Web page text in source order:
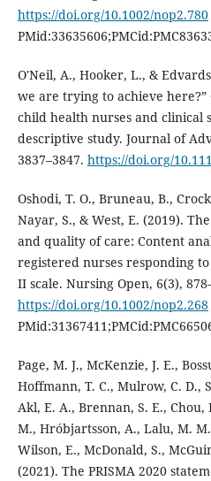
https://doi.org/10.1002/nop2.780
O'Neil, A., Hooker, L., &
we are trying to achieve
child health nurses and clinical
descriptive study. Journal of
3837–3847. https://doi.org/
Oshodi, T. O., Bruneau, B.,
Nayar, S., & West, E. (2019).
and quality of care: Content
registered nurses responding
II scale. Nursing Open, 6(3),
https://doi.org/10.1002/nop2.268
Page, M. J., McKenzie, J. E.,
Hoffmann, T. C., Mulrow, C. D.,
Akl, E. A., Brennan, S. E., Chou,
M., Hróbjartsson, A., Lalu, M.
Wilson, E., McDonald, S.,
(2021). The PRISMA 2020